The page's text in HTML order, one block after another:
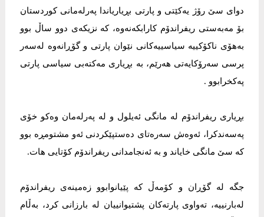
دوای سێ رۆژ یه‌کێتی و پارتی بڕیاریاندا په‌رله‌مانی کوردستان
بۆ مه‌به‌ستی ریفراندۆم کارابکه‌نه‌وه‌، که‌ نزیکه‌ی دوو ساڵ بوو
به‌هۆی ناکۆکییه‌ سیاسییه‌کانى نێوان پارتى و گۆڕانەوە لەسەر
پرسى سەرۆکایەتى هەرێم، بە ‌بڕیاری مه‌کته‌بی سیاسی پارتی
په‌کخرابوو .
بڕیاری ریفراندۆم له مانگی ئه‌یلول‌ و له‌ په‌رله‌مان وه‌کو خۆی
په‌سه‌ندکرا، ئه‌وه‌ش سه‌ره‌تای ده‌ستپێکردنی ئه‌و مشتومڕە بوو
که‌ سێ مانگی خا‌یاند و بە ‌ئه‌نجامدانی ریفراندۆم کۆتایی هات.
جگه‌ له‌ گۆڕان و کۆمه‌ڵ که‌ پێیانوابوو زه‌مینه‌ی ریفراندۆم
له‌بارنییه‌، ته‌واوی پارته‌کان پشتیوانییان له‌ بارزانی کرد، به‌ڵام